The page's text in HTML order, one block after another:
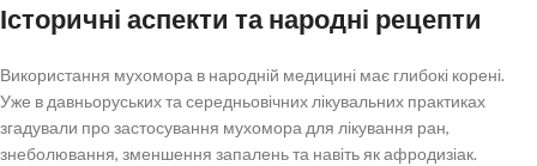
Історичні аспекти та народні рецепти
Використання мухомора в народній медицині має глибокі корені.
Уже в давньоруських та середньовічних лікувальних практиках
згадували про застосування мухомора для лікування ран,
знеболювання, зменшення запалень та навіть як афродизіак.